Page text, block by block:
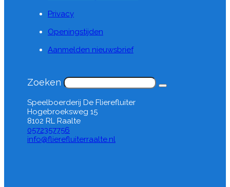
Privacy
Openingstijden
Aanmelden nieuwsbrief
Zoeken
Speelboerderij De Flierefluiter
Hogebroeksweg 15
8102 RL Raalte
0572357756
info@flierefluiterraalte.nl